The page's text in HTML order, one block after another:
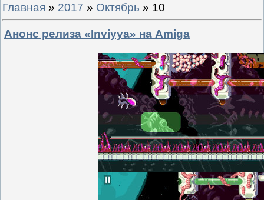
Главная » 2017 » Октябрь » 10
Анонс релиза «Inviyya» на Amiga